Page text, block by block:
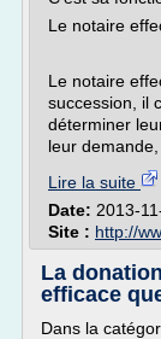
Le notaire
Le notaire
succession, il
déterminer
leur
Lire la suite
Date: 2013-
Site : http://
La
efficace
Dans la